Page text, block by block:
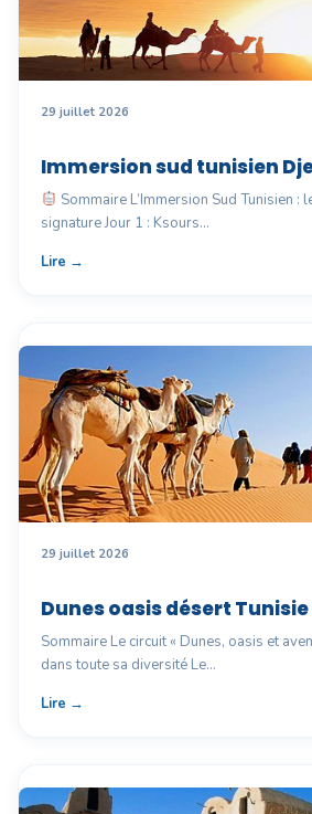
29 juillet 2026
Immersion sud tunisien
Sommaire L’Immersion Sud Tunisien :
signature Jour 1 : Ksours…
Lire →
29 juillet 2026
Dunes oasis désert
Sommaire Le circuit « Dunes, oasis et
dans toute sa diversité Le…
Lire →